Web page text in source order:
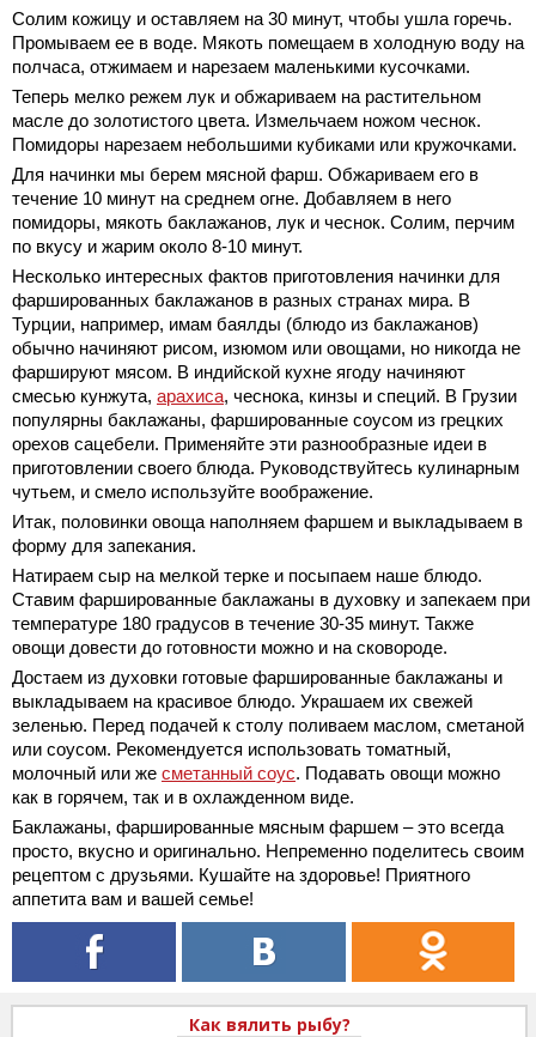
Солим кожицу и оставляем на 30 минут, чтобы ушла горечь.
Промываем ее в воде. Мякоть помещаем в холодную воду на
полчаса, отжимаем и нарезаем маленькими кусочками.
Теперь мелко режем лук и обжариваем на растительном
масле до золотистого цвета. Измельчаем ножом чеснок.
Помидоры нарезаем небольшими кубиками или кружочками.
Для начинки мы берем мясной фарш. Обжариваем его в
течение 10 минут на среднем огне. Добавляем в него
помидоры, мякоть баклажанов, лук и чеснок. Солим, перчим
по вкусу и жарим около 8-10 минут.
Несколько интересных фактов приготовления начинки для
фаршированных баклажанов в разных странах мира. В
Турции, например, имам баялды (блюдо из баклажанов)
обычно начиняют рисом, изюмом или овощами, но никогда не
фаршируют мясом. В индийской кухне ягоду начиняют
смесью кунжута, арахиса, чеснока, кинзы и специй. В Грузии
популярны баклажаны, фаршированные соусом из грецких
орехов сацебели. Применяйте эти разнообразные идеи в
приготовлении своего блюда. Руководствуйтесь кулинарным
чутьем, и смело используйте воображение.
Итак, половинки овоща наполняем фаршем и выкладываем в
форму для запекания.
Натираем сыр на мелкой терке и посыпаем наше блюдо.
Ставим фаршированные баклажаны в духовку и запекаем при
температуре 180 градусов в течение 30-35 минут. Также
овощи довести до готовности можно и на сковороде.
Достаем из духовки готовые фаршированные баклажаны и
выкладываем на красивое блюдо. Украшаем их свежей
зеленью. Перед подачей к столу поливаем маслом, сметаной
или соусом. Рекомендуется использовать томатный,
молочный или же сметанный соус. Подавать овощи можно
как в горячем, так и в охлажденном виде.
Баклажаны, фаршированные мясным фаршем – это всегда
просто, вкусно и оригинально. Непременно поделитесь своим
рецептом с друзьями. Кушайте на здоровье! Приятного
аппетита вам и вашей семье!
Как вялить рыбу?